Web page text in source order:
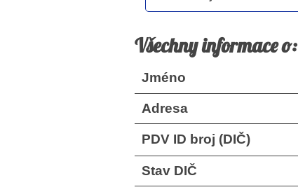
Všechny informace o:
Jméno
Adresa
PDV ID broj (DIČ)
Stav DIČ